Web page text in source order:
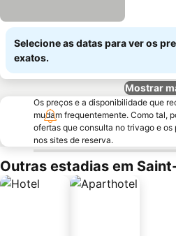
Selecione as datas para ver os
exatos.
Mostrar
Os preços e a disponibilidade que
mudam frequentemente. Como tal,
ofertas que consulta no trivago e
nos sites de reserva.
Outras estadias em